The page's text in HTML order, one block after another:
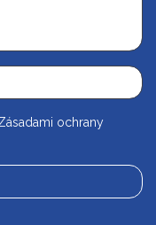
ochrany